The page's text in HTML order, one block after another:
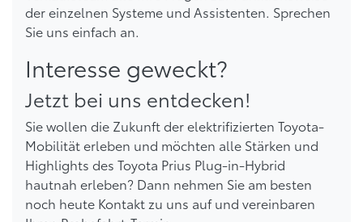
der einzelnen Systeme und Assistenten. Sprechen
Sie uns einfach an.
Interesse geweckt?
Jetzt bei uns entdecken!
Sie wollen die Zukunft der elektrifizierten Toyota-
Mobilität erleben und möchten alle Stärken und
Highlights des Toyota Prius Plug-in-Hybrid
hautnah erleben? Dann nehmen Sie am besten
noch heute Kontakt zu uns auf und vereinbaren